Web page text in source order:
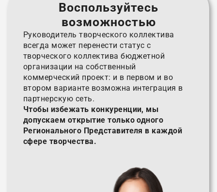
Воспользуйтесь
возможностью
Руководитель творческого коллектива
всегда может перенести статус с
творческого коллектива бюджетной
организации на собственный
коммерческий проект: и в первом и во
втором варианте возможна интеграция в
партнерскую сеть.
Чтобы избежать конкуренции, мы
допускаем открытие только одного
Регионального Представителя в каждой
сфере творчества.